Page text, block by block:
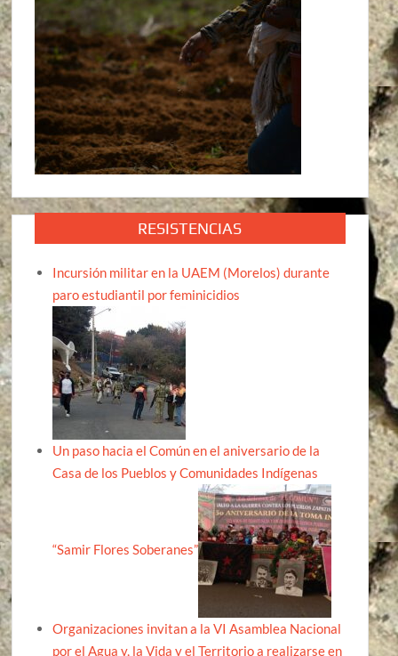
RESISTENCIAS
Incursión militar en la UAEM (Morelos) durante
paro estudiantil por feminicidios
Un paso hacia el Común en el aniversario de la
Casa de los Pueblos y Comunidades Indígenas
“Samir Flores Soberanes”
Organizaciones invitan a la VI Asamblea Nacional
por el Agua y, la Vida y el Territorio a realizarse en